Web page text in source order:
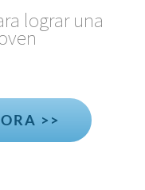
lograr una
>>